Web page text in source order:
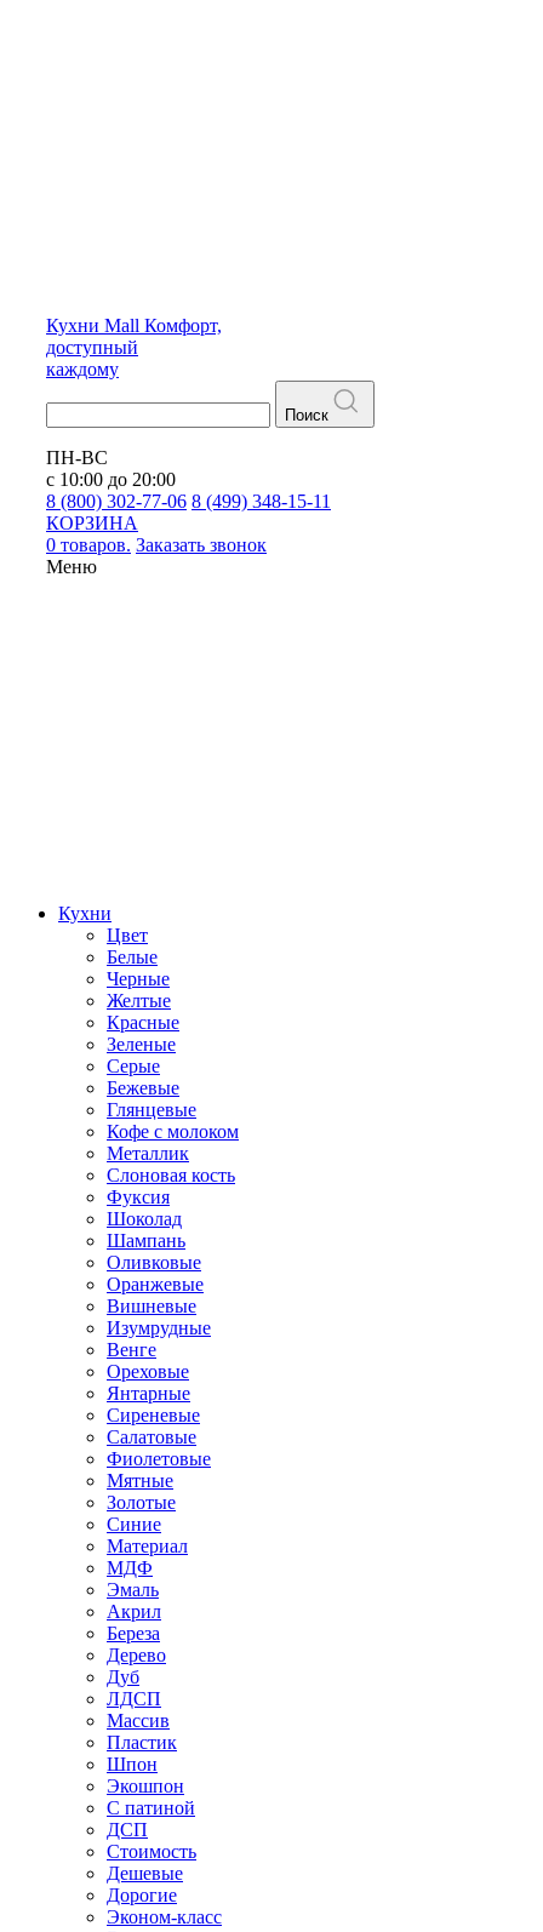
Кухни Mall Комфорт,
доступный
каждому
Поиск
ПН-ВС
с 10:00 до 20:00
8 (800) 302-77-06 8 (499) 348-15-11
КОРЗИНА
0 товаров. Заказать звонок
Меню
Кухни
Цвет
Белые
Черные
Желтые
Красные
Зеленые
Серые
Бежевые
Глянцевые
Кофе с молоком
Металлик
Слоновая кость
Фуксия
Шоколад
Шампань
Оливковые
Оранжевые
Вишневые
Изумрудные
Венге
Ореховые
Янтарные
Сиреневые
Салатовые
Фиолетовые
Мятные
Золотые
Синие
Материал
МДФ
Эмаль
Акрил
Береза
Дерево
Дуб
ЛДСП
Массив
Пластик
Шпон
Экошпон
С патиной
ДСП
Стоимость
Дешевые
Дорогие
Эконом-класс